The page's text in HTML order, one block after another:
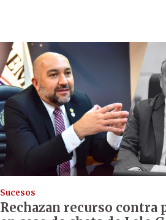
Sucesos
Rechazan recurso